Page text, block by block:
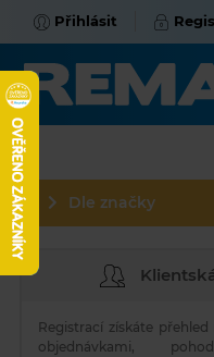
Přihlásit
Dle značky
Registrací získáte
objednávkami,